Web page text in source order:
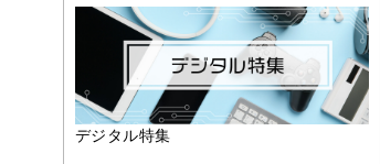
デジタル特集